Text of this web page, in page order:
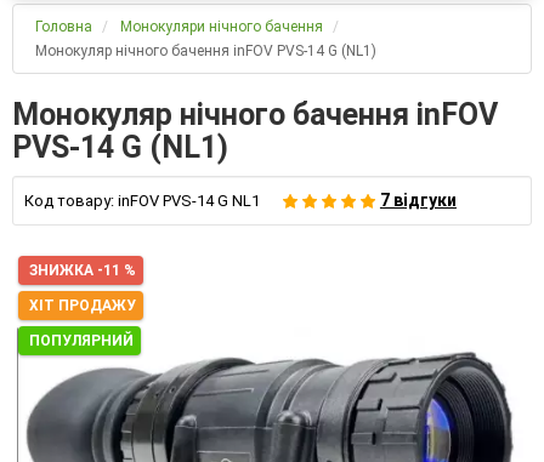
Головна
Монокуляри нічного бачення
Монокуляр нічного бачення inFOV PVS-14 G (NL1)
Монокуляр нічного бачення inFOV
PVS-14 G (NL1)
Код товару: inFOV PVS-14 G NL1 7 відгуки
ЗНИЖКА -11 %
ХІТ ПРОДАЖУ
ПОПУЛЯРНИЙ